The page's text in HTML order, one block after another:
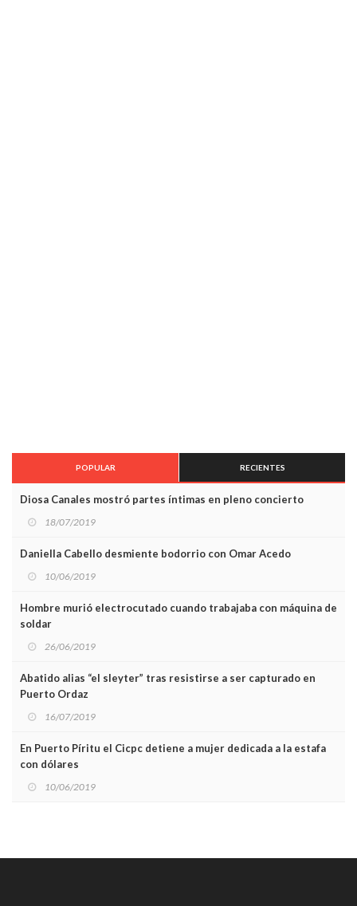
POPULAR RECIENTES
Diosa Canales mostró partes íntimas en pleno concierto
18/07/2019
Daniella Cabello desmiente bodorrio con Omar Acedo
10/06/2019
Hombre murió electrocutado cuando trabajaba con máquina de
soldar
26/06/2019
Abatido alias “el sleyter” tras resistirse a ser capturado en
Puerto Ordaz
16/07/2019
En Puerto Píritu el Cicpc detiene a mujer dedicada a la estafa
con dólares
10/06/2019